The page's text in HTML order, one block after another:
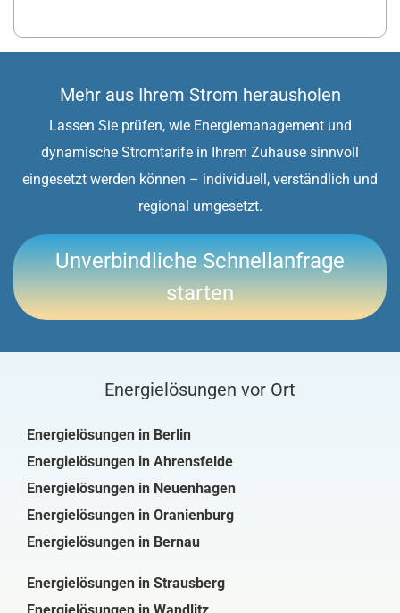
Mehr aus Ihrem Strom herausholen
Lassen Sie prüfen, wie Energiemanagement und
dynamische Stromtarife in Ihrem Zuhause sinnvoll
eingesetzt werden können – individuell, verständlich und
regional umgesetzt.
Unverbindliche Schnellanfrage
starten
Energielösungen vor Ort
Energielösungen in Berlin
Energielösungen in Ahrensfelde
Energielösungen in Neuenhagen
Energielösungen in Oranienburg
Energielösungen in Bernau
Energielösungen in Strausberg